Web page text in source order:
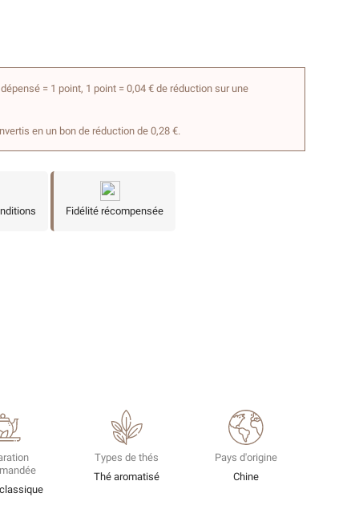
= 1 point, 1 point = 0,04 € de réduction sur une
en un bon de réduction de 0,28 €.
Fidélité récompensée
Types de thés
Thé aromatisé
Pays d'origine
Chine